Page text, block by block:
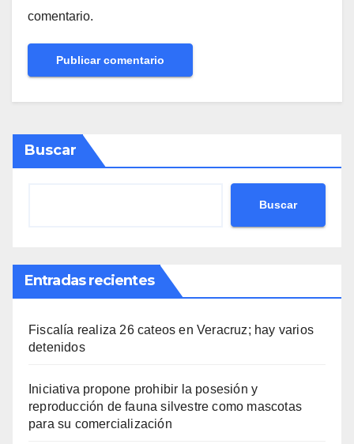
comentario.
Buscar
Buscar
Entradas recientes
Fiscalía realiza 26 cateos en Veracruz; hay varios
detenidos
Iniciativa propone prohibir la posesión y
reproducción de fauna silvestre como mascotas
para su comercialización